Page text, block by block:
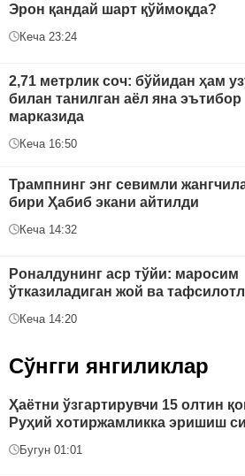
Эрон қандай шарт қўймоқда?
Кеча 23:24
2,71 метрлик соч: бўйидан ҳам
билан танилган аёл яна эътибор
марказида
Кеча 16:50
Трампнинг энг севимли
бири Ҳабиб экани айтилди
Кеча 14:32
Роналдунинг аср тўйи: маросим
ўтказиладиган жой ва
Кеча 14:20
Сўнгги янгиликлар
Ҳаётни ўзгартирувчи 15 олтин
Руҳий хотиржамликка эришиш
Бугун 01:01